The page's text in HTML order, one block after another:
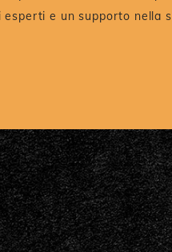
e un supporto nella